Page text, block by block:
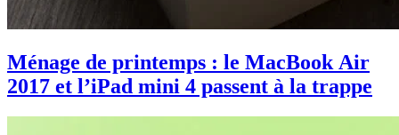
Ménage de printemps : le MacBook Air
2017 et l’iPad mini 4 passent à la trappe